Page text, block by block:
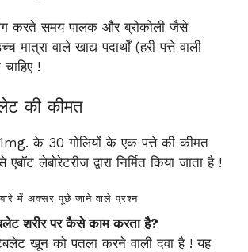
करते समय पालक और ब्रोकोली जैसे
मात्रा वाले खाद्य पदार्थों (हरी पत्ते वाली
!
की कीमत
के 30 गोलियों के एक पत्ते की कीमत
लेबोरेटरीज द्वारा निर्मित किया जाता है !
में अक्सर पूछे जाने वाले प्रश्न
शरीर पर कैसे काम करता है?
खून को पतला करने वाली दवा है ! यह